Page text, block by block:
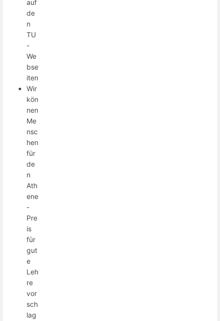
auf
de
n
TU
-
We
bse
iten
Wir
kön
nen
Me
nsc
hen
für
de
n
Ath
ene
-
Pre
is
für
gut
e
Leh
re
vor
sch
lag